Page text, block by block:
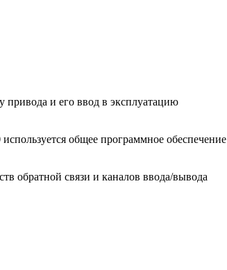
привода и его ввод в эксплуатацию
общее программное обеспечение
обратной связи и каналов ввода/вывода